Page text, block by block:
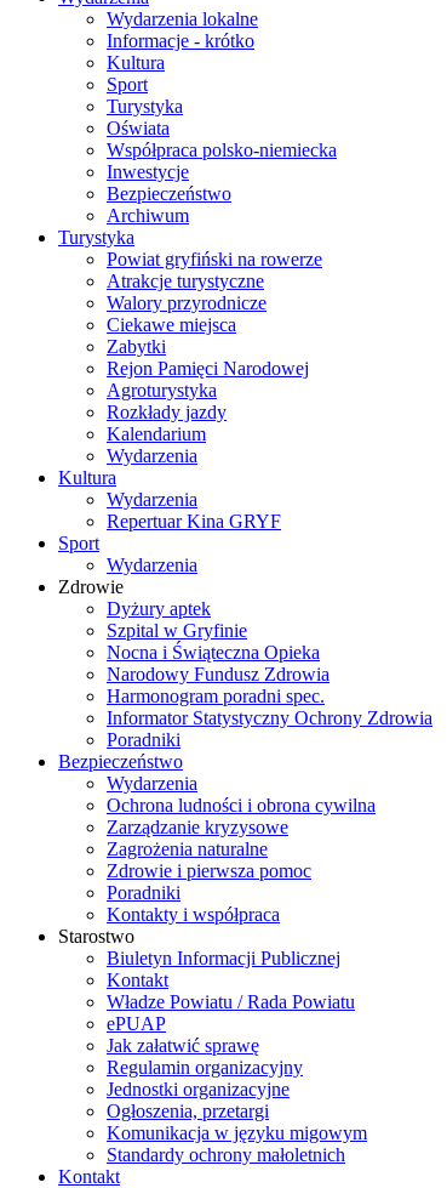
Wydarzenia lokalne
Informacje - krótko
Kultura
Sport
Turystyka
Oświata
Współpraca polsko-niemiecka
Inwestycje
Bezpieczeństwo
Archiwum
Turystyka
Powiat gryfiński na rowerze
Atrakcje turystyczne
Walory przyrodnicze
Ciekawe miejsca
Zabytki
Rejon Pamięci Narodowej
Agroturystyka
Rozkłady jazdy
Kalendarium
Wydarzenia
Kultura
Wydarzenia
Repertuar Kina GRYF
Sport
Wydarzenia
Zdrowie
Dyżury aptek
Szpital w Gryfinie
Nocna i Świąteczna Opieka
Narodowy Fundusz Zdrowia
Harmonogram poradni spec.
Informator Statystyczny Ochrony Zdrowia
Poradniki
Bezpieczeństwo
Wydarzenia
Ochrona ludności i obrona cywilna
Zarządzanie kryzysowe
Zagrożenia naturalne
Zdrowie i pierwsza pomoc
Poradniki
Kontakty i współpraca
Starostwo
Biuletyn Informacji Publicznej
Kontakt
Władze Powiatu / Rada Powiatu
ePUAP
Jak załatwić sprawę
Regulamin organizacyjny
Jednostki organizacyjne
Ogłoszenia, przetargi
Komunikacja w języku migowym
Standardy ochrony małoletnich
Kontakt